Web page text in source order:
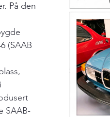
På den
(SAAB
SAAB-